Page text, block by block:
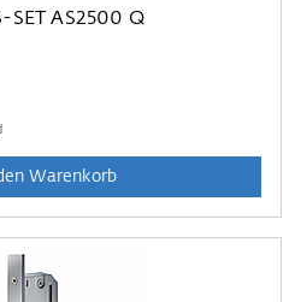
SET AS2500 Q
Warenkorb